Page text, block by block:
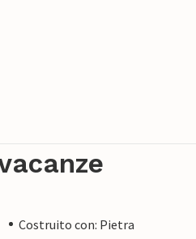
Costruito con: Pietra